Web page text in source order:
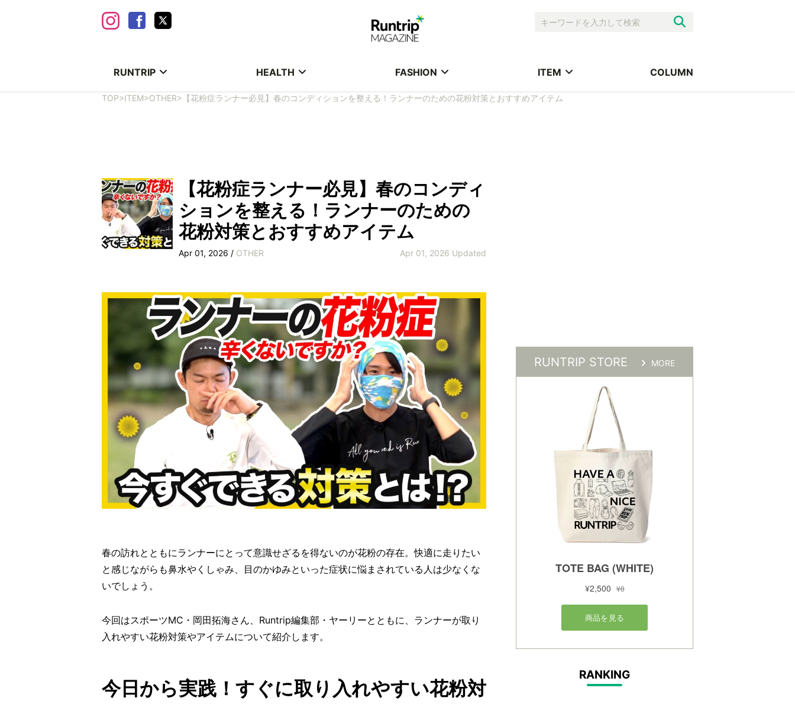
RUNTRIP HEALTH FASHION ITEM COLUMN
TOP>ITEM>OTHER> 【花粉症ランナー必見】春のコンディションを整える！ランナーのための花粉対策とおすすめアイテム
【花粉症ランナー必見】春のコンディ
ションを整える！ランナーのための
花粉対策とおすすめアイテム
Apr 01, 2026 / OTHER Apr 01, 2026 Updated
春の訪れとともにランナーにとって意識せざるを得ないのが花粉の存在。快適に走りたい
と感じながらも鼻水やくしゃみ、目のかゆみといった症状に悩まされている人は少なくな
いでしょう。
今回はスポーツMC・岡田拓海さん、Runtrip編集部・ヤーリーとともに、ランナーが取り
入れやすい花粉対策やアイテムについて紹介します。
今日から実践！すぐに取り入れやすい花粉対
RUNTRIP STORE MORE
RANKING